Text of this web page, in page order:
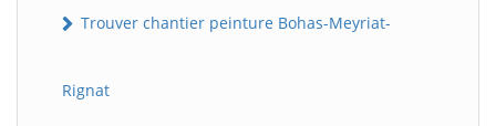
Trouver chantier peinture Bohas-Meyriat-
Rignat